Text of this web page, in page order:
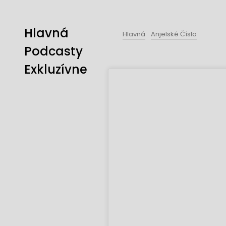
Hlavná
Podcasty
Exkluzívne
Hlavná Anjelské Čísla